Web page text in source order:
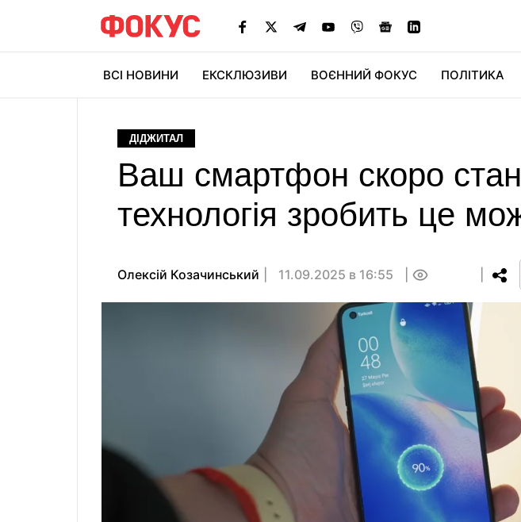
ВСІ НОВИНИ ЕКСКЛЮЗИВИ ВОЄННИЙ ФОКУС ПОЛІТИКА
ДІДЖИТАЛ
Ваш смартфон скоро
технологія зробить це
Олексій Козачинський 11.09.2025 в 16:55